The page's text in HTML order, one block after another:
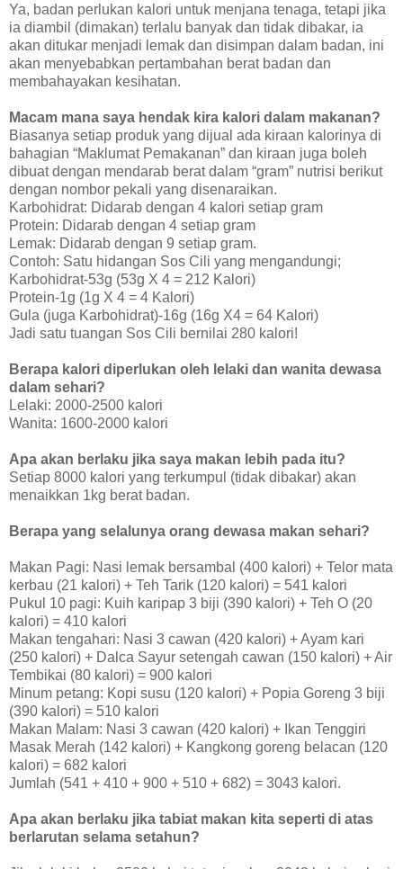
Ya, badan perlukan kalori untuk menjana tenaga, tetapi jika
ia diambil (dimakan) terlalu banyak dan tidak dibakar, ia
akan ditukar menjadi lemak dan disimpan dalam badan, ini
akan menyebabkan pertambahan berat badan dan
membahayakan kesihatan.
Macam mana saya hendak kira kalori dalam makanan?
Biasanya setiap produk yang dijual ada kiraan kalorinya di
bahagian “Maklumat Pemakanan” dan kiraan juga boleh
dibuat dengan mendarab berat dalam “gram” nutrisi berikut
dengan nombor pekali yang disenaraikan.
Karbohidrat: Didarab dengan 4 kalori setiap gram
Protein: Didarab dengan 4 setiap gram
Lemak: Didarab dengan 9 setiap gram.
Contoh: Satu hidangan Sos Cili yang mengandungi;
Karbohidrat-53g (53g X 4 = 212 Kalori)
Protein-1g (1g X 4 = 4 Kalori)
Gula (juga Karbohidrat)-16g (16g X4 = 64 Kalori)
Jadi satu tuangan Sos Cili bernilai 280 kalori!
Berapa kalori diperlukan oleh lelaki dan wanita dewasa
dalam sehari?
Lelaki: 2000-2500 kalori
Wanita: 1600-2000 kalori
Apa akan berlaku jika saya makan lebih pada itu?
Setiap 8000 kalori yang terkumpul (tidak dibakar) akan
menaikkan 1kg berat badan.
Berapa yang selalunya orang dewasa makan sehari?
Makan Pagi: Nasi lemak bersambal (400 kalori) + Telor mata
kerbau (21 kalori) + Teh Tarik (120 kalori) = 541 kalori
Pukul 10 pagi: Kuih karipap 3 biji (390 kalori) + Teh O (20
kalori) = 410 kalori
Makan tengahari: Nasi 3 cawan (420 kalori) + Ayam kari
(250 kalori) + Dalca Sayur setengah cawan (150 kalori) + Air
Tembikai (80 kalori) = 900 kalori
Minum petang: Kopi susu (120 kalori) + Popia Goreng 3 biji
(390 kalori) = 510 kalori
Makan Malam: Nasi 3 cawan (420 kalori) + Ikan Tenggiri
Masak Merah (142 kalori) + Kangkong goreng belacan (120
kalori) = 682 kalori
Jumlah (541 + 410 + 900 + 510 + 682) = 3043 kalori.
Apa akan berlaku jika tabiat makan kita seperti di atas
berlarutan selama setahun?